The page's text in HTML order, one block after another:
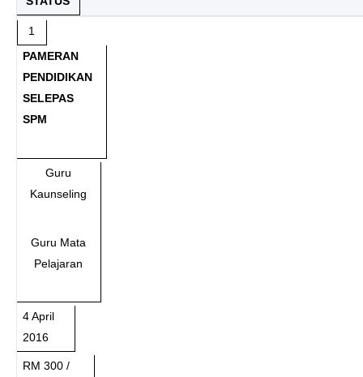
1
PAMERAN
PENDIDIKAN
SELEPAS
SPM
Guru
Kaunseling
Guru Mata
Pelajaran
4 April
2016
RM 300 /